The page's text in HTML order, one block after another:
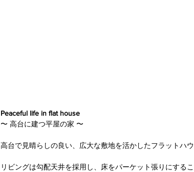
Peaceful life in flat house
〜 高台に建つ平屋の家 〜
高台で見晴らしの良い、広大な敷地を活かしたフラットハウ
リビングは勾配天井を採用し、床をパーケット張りにする